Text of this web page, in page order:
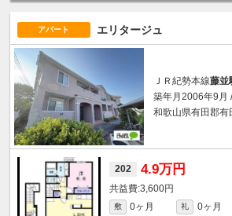
アパート エリタージュ
ＪＲ紀勢本線藤並
築年月2006年9月
和歌山県有田郡有
202 4.9万円
3,600円
敷 0ヶ月 礼
0ヶ月